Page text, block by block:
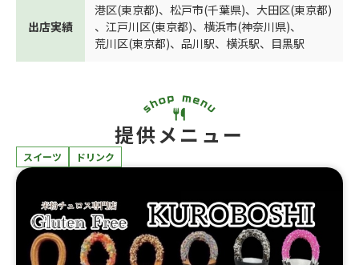
出店実績
港区(東京都)、 松戸市(千葉県)、 大田区(東京都)
、 江戸川区(東京都)、 横浜市(神奈川県)、
荒川区(東京都)、 品川駅、 横浜駅、 目黒駅
提供メニュー
スイーツ ドリンク